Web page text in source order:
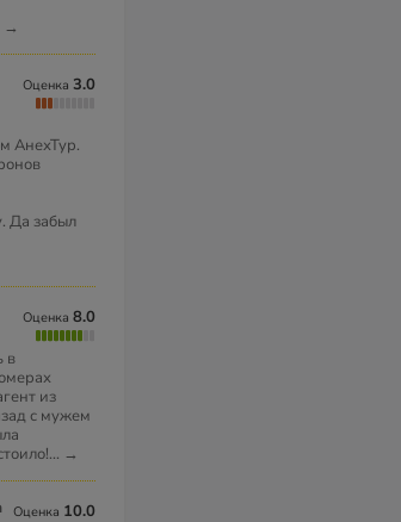
→
Оценка
3.0
АнехТур.
Да забыл
Оценка
8.0
в
из
с мужем
... →
Оценка 10.0